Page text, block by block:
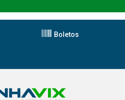
Boletos